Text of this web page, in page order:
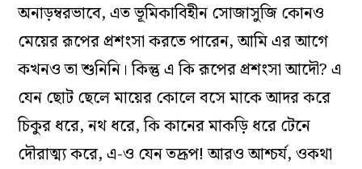
অনাড়ম্বরভাবে, এত ভূমিকাবিহীন সোজাসুজি কোনও
মেয়ের রূপের প্রশংসা করতে পারেন, আমি এর আগে
কখনও তা শুনিনি। কিন্তু এ কি রূপের প্রশংসা আদৌ? এ
যেন ছোট ছেলে মায়ের কোলে বসে মাকে আদর করে
চিকুর ধরে, নথ ধরে, কি কানের মাকড়ি ধরে টেনে
দৌরাত্ম্য করে, এ-ও যেন তদ্রূপ! আরও আশ্চর্য, ওকথা